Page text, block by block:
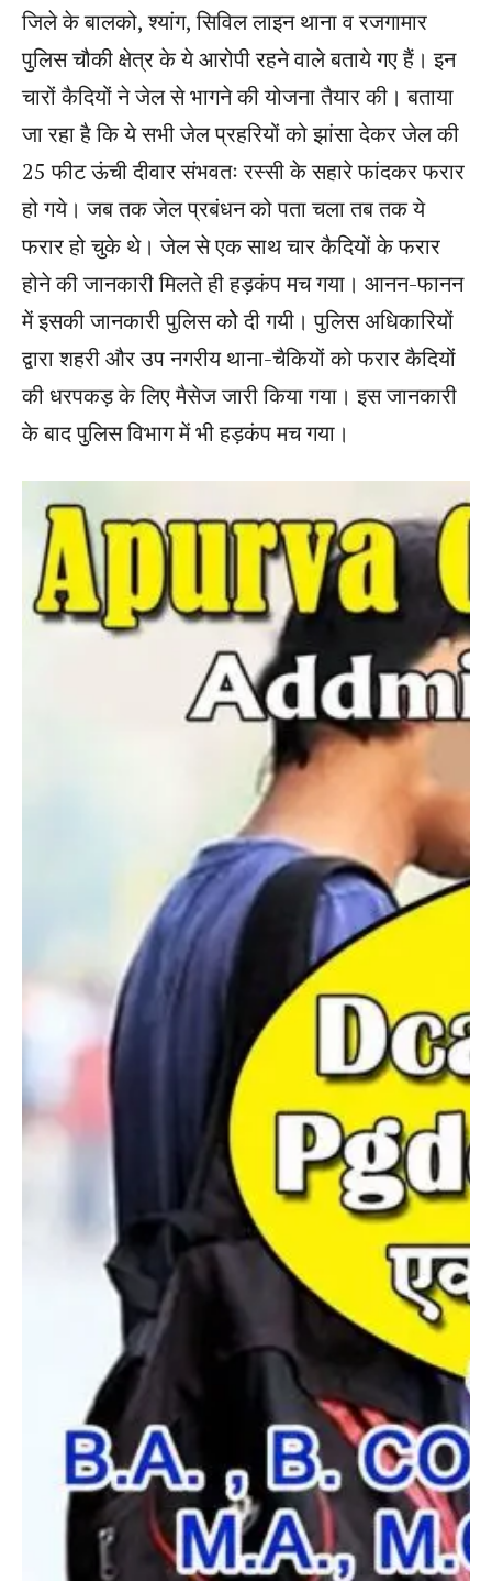
जिले के बालको, श्यांग, सिविल लाइन थाना व रजगामार
पुलिस चौकी क्षेत्र के ये आरोपी रहने वाले बताये गए हैं। इन
चारों कैदियों ने जेल से भागने की योजना तैयार की। बताया
जा रहा है कि ये सभी जेल प्रहरियों को झांसा देकर जेल की
25 फीट ऊंची दीवार संभवतः रस्सी के सहारे फांदकर फरार
हो गये। जब तक जेल प्रबंधन को पता चला तब तक ये
फरार हो चुके थे। जेल से एक साथ चार कैदियों के फरार
होने की जानकारी मिलते ही हड़कंप मच गया। आनन-फानन
में इसकी जानकारी पुलिस कोे दी गयी। पुलिस अधिकारियों
द्वारा शहरी और उप नगरीय थाना-चैकियों को फरार कैदियों
की धरपकड़ के लिए मैसेज जारी किया गया। इस जानकारी
के बाद पुलिस विभाग में भी हड़कंप मच गया।